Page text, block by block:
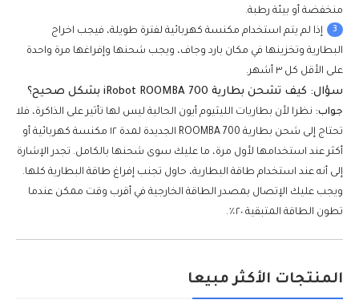
منخفضة أو بيئة رطبة.
3
إذا لم يتم استخدام مكنسة كهربائية لفترة طويلة، فيجب اخراج
البطارية وتخزينها في مكان بارد وجاف، ويجب شحنها وإفراغها مرة واحدة
على الأقل كل ٣ أشهر.
سؤال: كيف تشحن بطارية iRobot ROOMBA 700 بشكل صحيح؟
جواب: نظرا لأن بطاريات الليثيوم أيون الحالية ليس لها تأثير على الذاكرة، فلا
تحتاج إلى شحن بطارية ROOMBA 700 الجديدة لمدة ١٢ مكنسة كهربائية أو
أكثر عند استخدامها لأول مرة، ما عليك سوى شحنها بالكامل. تجدر الإشارة
إلى أنه عند استخدام طاقة البطارية، حاول تجنب إفراغ طاقة البطارية كلها.
ويجب عليك الإتصال بمصدر الطاقة الخارجية في أقرب وقت ممكن عندما
تطون الطاقة المتبقية ٢٠٪.
المنتجات الأكثر مبيعا